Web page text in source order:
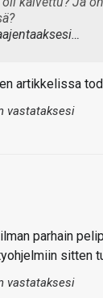
artikkelissa
vastataksesi
parhain
sitten
vastataksesi